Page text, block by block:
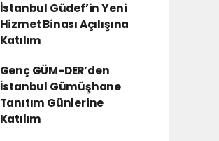
İstanbul Güdef’in Yeni
Hizmet Binası Açılışına
Katılım
Genç GÜM-DER’den
İstanbul Gümüşhane
Tanıtım Günlerine
Katılım